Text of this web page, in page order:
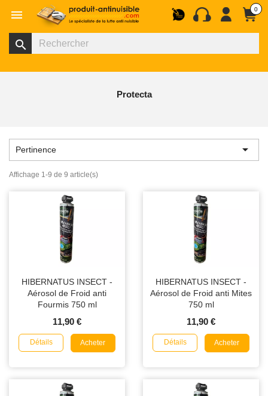
 0
search
Protecta
Pertinence 
Affichage 1-9 de 9 article(s)
HIBERNATUS INSECT -
Aérosol de Froid anti
Fourmis 750 ml
11,90 €
Détails Acheter
HIBERNATUS INSECT -
Aérosol de Froid anti Mites
750 ml
11,90 €
Détails Acheter